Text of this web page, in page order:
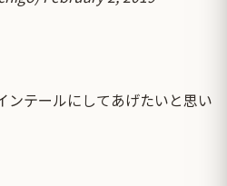
ンテールにしてあげたいと思い